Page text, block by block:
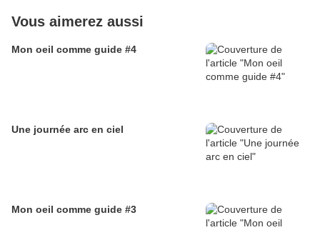
Vous aimerez aussi
Mon oeil comme guide #4
Une journée arc en ciel
Mon oeil comme guide #3